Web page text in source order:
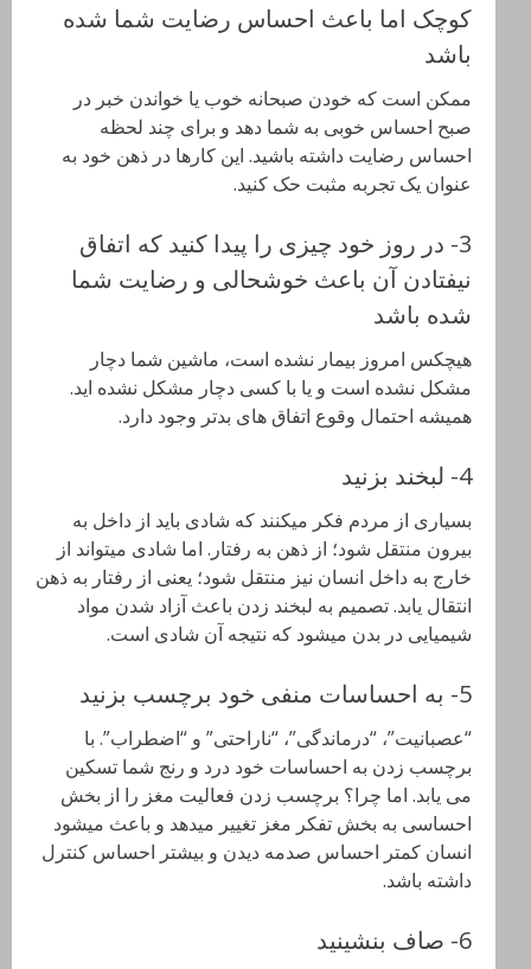
کوچک اما باعث احساس رضایت شما شده
باشد
ممکن است که خودن صبحانه خوب یا خواندن خبر در
صبح احساس خوبی به شما دهد و برای چند لحظه
احساس رضایت داشته باشید. این کارها در ذهن خود به
عنوان یک تجربه مثبت حک کنید.
3- در روز خود چیزی را پیدا کنید که اتفاق
نیفتادن آن باعث خوشحالی و رضایت شما
شده باشد
هیچکس امروز بیمار نشده است، ماشین شما دچار
مشکل نشده است و یا با کسی دچار مشکل نشده اید.
همیشه احتمال وقوع اتفاق های بدتر وجود دارد.
4- لبخند بزنید
بسیاری از مردم فکر میکنند که شادی باید از داخل به
بیرون منتقل شود؛ از ذهن به رفتار. اما شادی میتواند از
خارج به داخل انسان نیز منتقل شود؛ یعنی از رفتار به ذهن
انتقال یابد. تصمیم به لبخند زدن باعث آزاد شدن مواد
شیمیایی در بدن میشود که نتیجه آن شادی است.
5- به احساسات منفی خود برچسب بزنید
“عصبانیت”، “درماندگی”، “ناراحتی” و “اضطراب”. با
برچسب زدن به احساسات خود درد و رنج شما تسکین
می یابد. اما چرا؟ برچسب زدن فعالیت مغز را از بخش
احساسی به بخش تفکر مغز تغییر میدهد و باعث میشود
انسان کمتر احساس صدمه دیدن و بیشتر احساس کنترل
داشته باشد.
6- صاف بنشینید